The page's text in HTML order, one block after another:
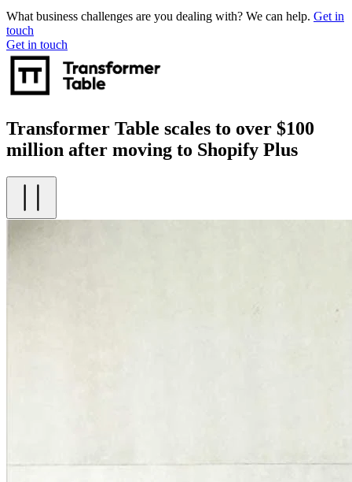
What business challenges are you dealing with? We can help. Get in
touch
Get in touch
Transformer Table scales to over $100
million after moving to Shopify Plus